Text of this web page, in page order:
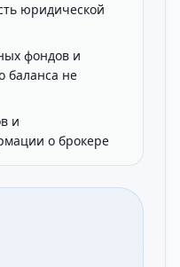
юридической
фондов и
баланса не
и
о брокере